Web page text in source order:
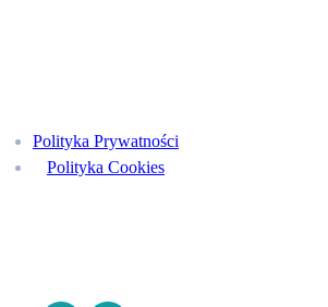
Polityka Prywatności
Polityka Cookies